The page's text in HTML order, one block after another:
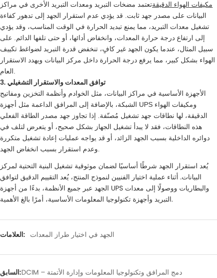
مكيفات الهواء الدقيقةتعتمد مضخات التبريد ومعدات التبريد الأخرى في مراكز
البيانات على مصدر جهد ثابت. قد يؤدي عدم استقرار الجهد إلى تدهور كفاءة
تشغيل معدات التبريد، مما يمنع تبديد الحرارة في الوقت المناسب، وقد يؤدي
إلى ارتفاع درجة حرارة المعدات، وانخفاض أدائها، أو حتى تلفها الدائم. على
سبيل المثال، عندما يكون الجهد غير كافٍ، تنخفض قدرة التبريد لضواغط تكييف
الهواء بشكل كبير، مما يرفع درجة الحرارة داخل مركز البيانات ويهدد الاستقرار
العام.
3. توافق المعدات والاستقرار التشغيلي
الأجهزة الأساسية في مراكز البيانات، مثل الخوادم وأنظمة التخزين ومفاتيح
الشبكة، بالإضافة إلى المرافق الداعمة مثل أجهزة UPS ومكيفات الهواء
الدقيقة، لها نطاقات جهد تشغيل مُصنّفة. إذا تجاوز جهد مصدر الطاقة الفعلي
هذه النطاقات، فقد لا يبدأ تشغيل الجهاز بشكل صحيح، أو يتعرض لتلف في
دوائره الداخلية بسبب الجهد الزائد، أو قد يواجه عمليات إعادة تشغيل متكررة
وعدم استقرار بسبب انخفاض الجهد.
يُعد استقرار الجهد شرطًا أساسيًا لضمان موثوقية تشغيل البنية التحتية لمركز
البيانات. أثناء عملية اختيار الفنيين لنموذج المنتج، يُعد التقييم الدقيق لتوافق
الجهد عبر جميع الأنظمة، بدءًا من أجهزة UPS والبطاريات ووصولًا إلى معدات
التبريد وأجهزة تكنولوجيا المعلومات الأساسية، أمرًا بالغ الأهمية.
العلامات: الجهد في اختيار طراز المعدات
السابق:
DCIM – دمج المرافق وتكنولوجيا المعلومات وإدارة الأتمتة